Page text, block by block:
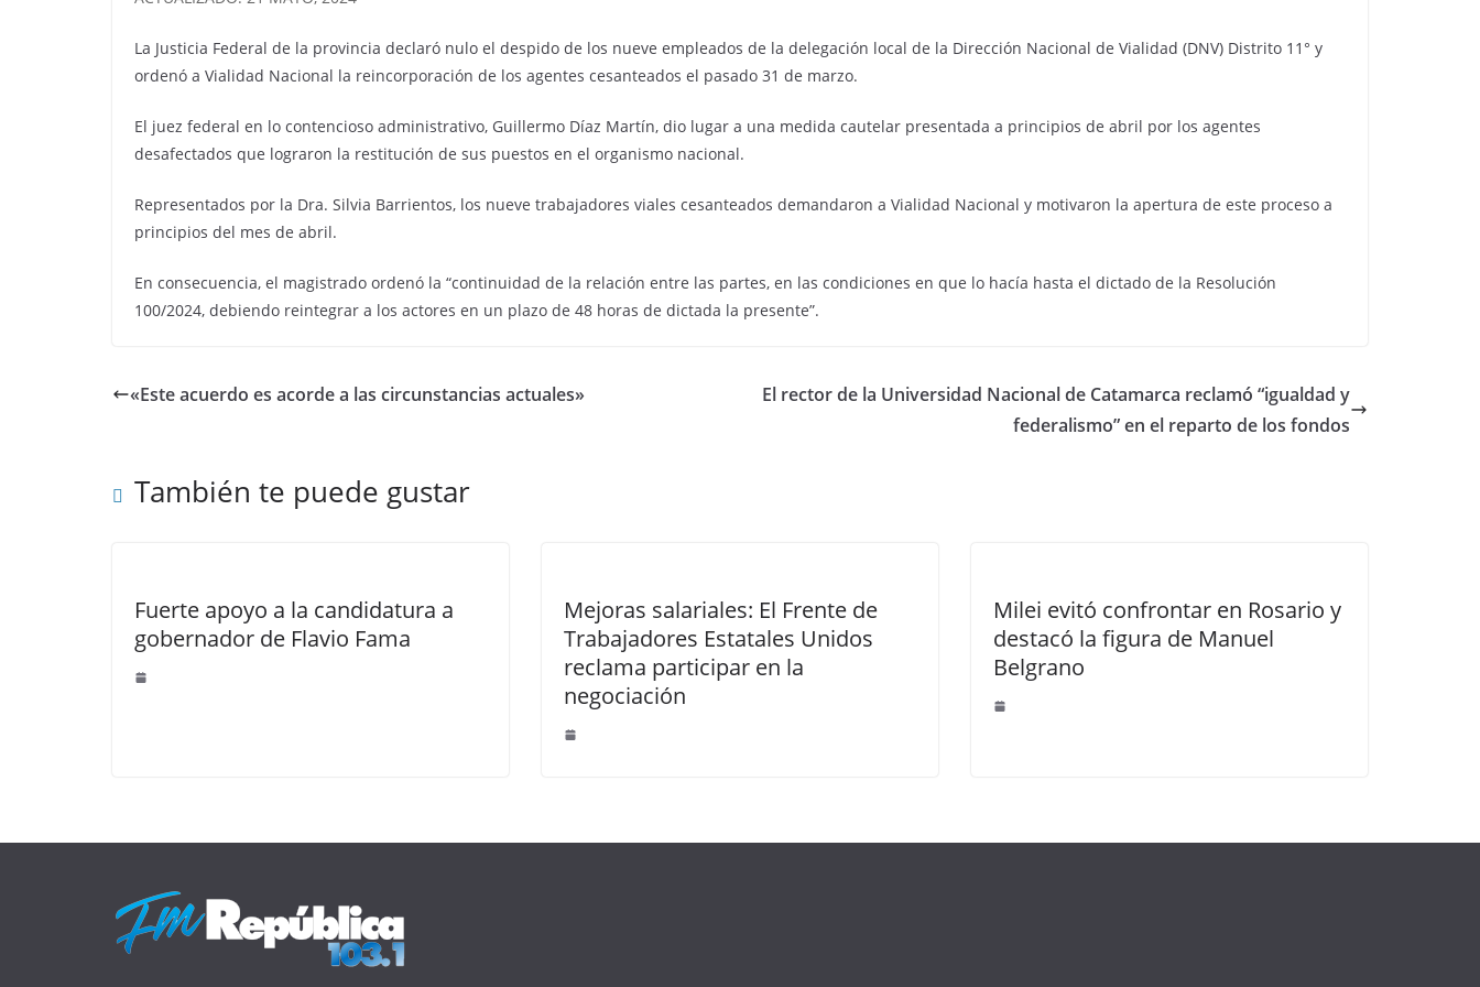
La Justicia Federal de la provincia declaró nulo el despido de los nueve empleados de la delegación local de la Dirección Nacional de Vialidad (DNV) Distrito 11° y
ordenó a Vialidad Nacional la reincorporación de los agentes cesanteados el pasado 31 de marzo.
El juez federal en lo contencioso administrativo, Guillermo Díaz Martín, dio lugar a una medida cautelar presentada a principios de abril por los agentes
desafectados que lograron la restitución de sus puestos en el organismo nacional.
Representados por la Dra. Silvia Barrientos, los nueve trabajadores viales cesanteados demandaron a Vialidad Nacional y motivaron la apertura de este proceso a
principios del mes de abril.
En consecuencia, el magistrado ordenó la “continuidad de la relación entre las partes, en las condiciones en que lo hacía hasta el dictado de la Resolución
100/2024, debiendo reintegrar a los actores en un plazo de 48 horas de dictada la presente”.
«Este acuerdo es acorde a las circunstancias actuales»
El rector de la Universidad Nacional de Catamarca reclamó “igualdad y
federalismo” en el reparto de los fondos
También te puede gustar
Fuerte apoyo a la candidatura a
gobernador de Flavio Fama
Mejoras salariales: El Frente de
Trabajadores Estatales Unidos
reclama participar en la
negociación
Milei evitó confrontar en Rosario y
destacó la figura de Manuel
Belgrano